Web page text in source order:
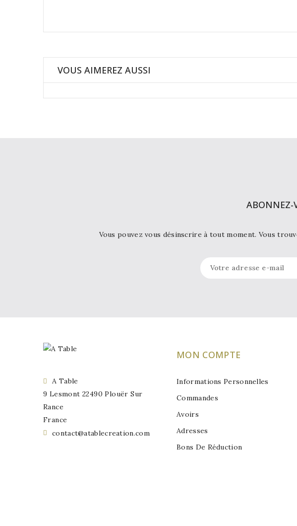
VOUS AIMEREZ AUSSI
ABONNEZ-
Vous pouvez vous désinscrire à tout moment. Vous

A Table
9 Lesmont 22490 Plouër Sur
Rance
France
 contact@atablecreation.com
MON COMPTE
Informations Personnelles
Commandes
Avoirs
Adresses
Bons De Réduction